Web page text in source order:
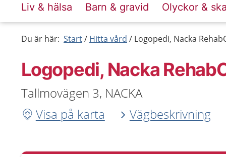
Liv & hälsa Barn & gravid Olyckor &
Du är här: Start Hitta vård Logopedi, Nacka
Logopedi, Nacka
Tallmovägen 3, NACKA
Visa på karta
Vägbeskrivning